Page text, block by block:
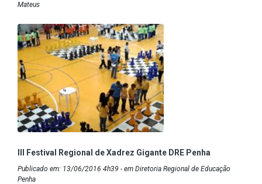
Mateus
III Festival Regional de Xadrez Gigante DRE Penha
Publicado em: 13/06/2016 4h39 - em Diretoria Regional de Educação
Penha